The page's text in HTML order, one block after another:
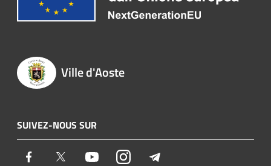
Ville d'Aoste
SUIVEZ-NOUS SUR
Facebook Twitter YoutubeInstagram